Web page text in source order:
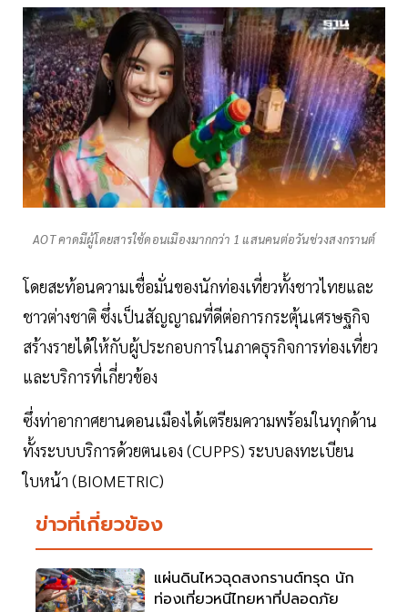
AOT คาดมีผู้โดยสารใช้ดอนเมืองมากกว่า 1 แสนคนต่อวันช่วงสงกรานต์
โดยสะท้อนความเชื่อมั่นของนักท่องเที่ยวทั้งชาวไทยและ
ชาวต่างชาติ ซึ่งเป็นสัญญาณที่ดีต่อการกระตุ้นเศรษฐกิจ
สร้างรายได้ให้กับผู้ประกอบการในภาคธุรกิจการท่องเที่ยว
และบริการที่เกี่ยวข้อง
ซึ่งท่าอากาศยานดอนเมืองได้เตรียมความพร้อมในทุกด้าน
ทั้งระบบบริการด้วยตนเอง (CUPPS) ระบบลงทะเบียน
ใบหน้า (BIOMETRIC)
ข่าวที่เกี่ยวข้อง
แผ่นดินไหวฉุดสงกรานต์ทรุด นัก
ท่องเที่ยวหนีไทยหาที่ปลอดภัย